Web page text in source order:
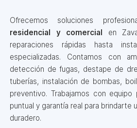
Ofrecemos soluciones
residencial y comercial en
reparaciones rápidas hasta
especializadas. Contamos con
detección de fugas, destape de
tuberías, instalación de bombas,
preventivo. Trabajamos con equipo
puntual y garantía real para brindarte
duradero.